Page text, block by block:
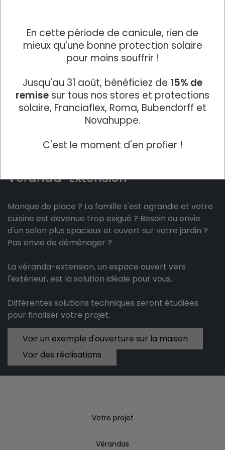
Véranda-Extension
Manque de place ? La famille s'est agrandie et votre
cuisine est devenue trop exiguë ? Besoin ou envie
d'un salon plus spacieux et ouvert sur votre jardin ?
Pas envie de déménager ?
La véranda-extension, un espace ouvert vers
l'extérieur, est la solution idéale pour vous.
Différentes solutions techniques seront étudiées
pour finaliser votre projet.
Voir un exemple d'ouverture sur la maison
Voir des réalisations
Votre projet
Vérandas
En cette période de canicule, rien de
mieux qu'une bonne protection solaire
pour moins souffrir !
Jusqu'au 31 août, bénéficiez de 15% de
remise sur tous nos stores et protections
solaire, Franciaflex, Roma, Bubendorff et
Novahuppe.
C'est le moment d'en profier !